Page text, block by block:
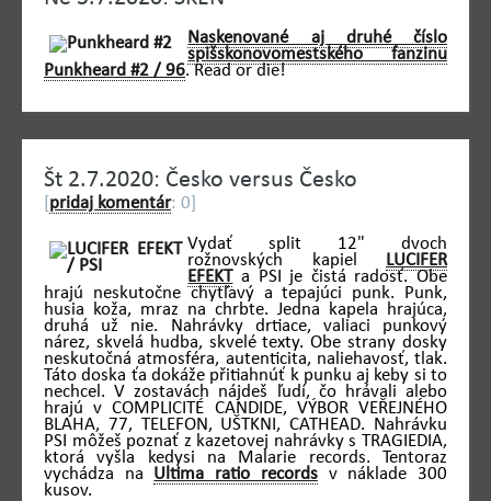
Naskenované aj druhé číslo
spišskonovomestského fanzinu
Punkheard #2 / 96. Read or die!
Št 2.7.2020: Česko versus Česko
pridaj komentár: 0]
Vydať split 12" dvoch
rožnovských kapiel LUCIFER
EFEKTa PSI je čistá radosť. Obe
hrajú neskutočne chytľavý a tepajúci punk. Punk,
husia koža, mraz na chrbte. Jedna kapela hrajúca,
druhá už nie. Nahrávky drtiace, valiaci punkový
nárez, skvelá hudba, skvelé texty. Obe strany dosky
neskutočná atmosféra, autenticita, naliehavosť, tlak.
Táto doska ťa dokáže přitiahnúť k punku aj keby si to
nechcel. V zostavách nájdeš ľudí, čo hrávali alebo
hrajú v COMPLICITÉ CANDIDE, VÝBOR VEŘEJNÉHO
BLAHA, 77, TELEFON, UŠTKNI, CATHEAD. Nahrávku
PSI môžeš poznať z kazetovej nahrávky s TRAGIEDIA,
ktorá vyšla kedysi na Malarie records. Tentoraz
vychádza na Ultima ratio recordsv náklade 300
kusov.